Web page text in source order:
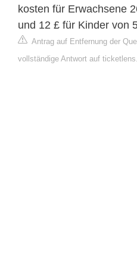
kosten für Erwachsene
und 12 £ für Kinder von
Antrag auf Entfernung der
vollständige Antwort auf